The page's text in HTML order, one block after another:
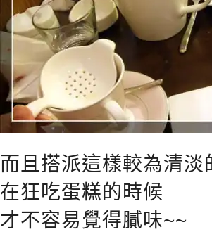
而且搭派這樣較為清淡
在狂吃蛋糕的時候
才不容易覺得膩味~~